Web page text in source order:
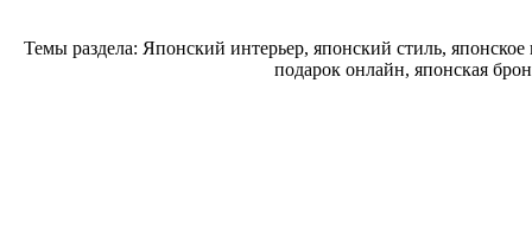
Темы раздела: Японский интерьер, японский стиль,
подарок онлайн, японская